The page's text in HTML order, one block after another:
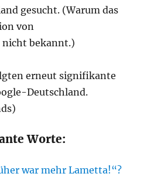
gesucht. (Warum das
von
nicht bekannt.)
erneut signifikante
Deutschland.
Worte:
war mehr Lametta!“?